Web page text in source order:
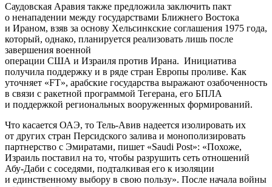
Саудовская Аравия также предложила заключить пакт
о ненападении между государствами Ближнего Востока
и Ираном, взяв за основу Хельсинкские соглашения 1975 года,
который, однако, планируется реализовать лишь после
завершения военной
операции США и Израиля против Ирана. Инициатива
получила поддержку и в ряде стран Европы проливе. Как
уточняет «FT», арабские государства выражают озабоченность
в связи с ракетной программой Тегерана, его БПЛА
и поддержкой региональных вооруженных формирований.
Что касается ОАЭ, то Тель-Авив надеется изолировать их
от других стран Персидского залива и монополизировать
партнерство с Эмиратами, пишет «Saudi Post»: «Похоже,
Израиль поставил на то, чтобы разрушить сеть отношений
Абу-Даби с соседями, подталкивая его к изоляции
и единственному выбору в свою пользу». После начала войны